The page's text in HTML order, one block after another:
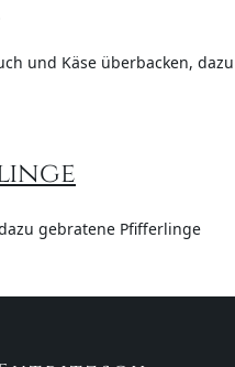
und Käse überbacken, dazu
gebratene Pfifferlinge